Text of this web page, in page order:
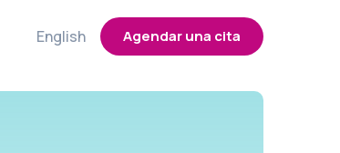
English Agendar una cita